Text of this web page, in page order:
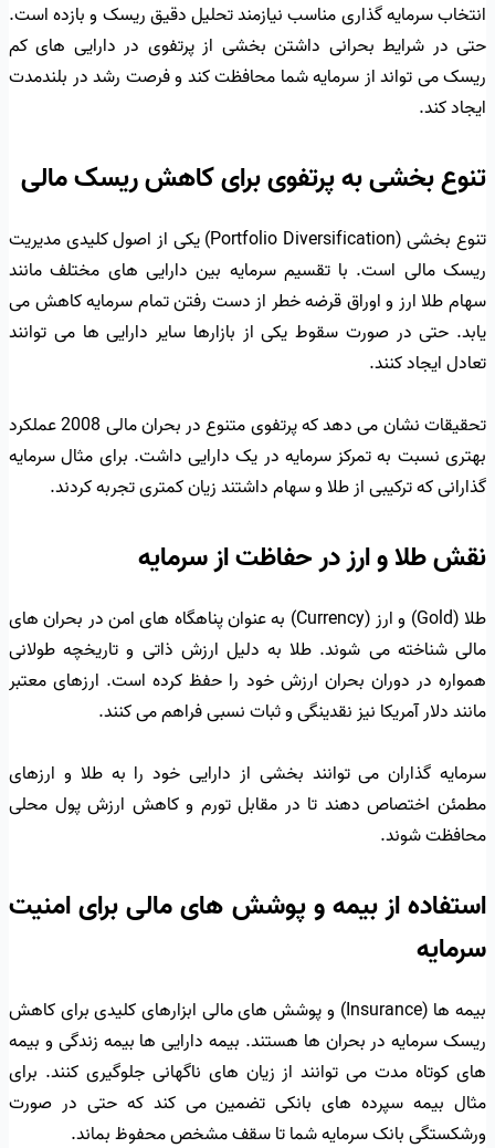
انتخاب سرمایه گذاری مناسب نیازمند تحلیل دقیق ریسک و بازده است.
حتی در شرایط بحرانی داشتن بخشی از پرتفوی در دارایی های کم
ریسک می تواند از سرمایه شما محافظت کند و فرصت رشد در بلندمدت
ایجاد کند.
تنوع بخشی به پرتفوی برای کاهش ریسک مالی
تنوع بخشی (Portfolio Diversification) یکی از اصول کلیدی مدیریت
ریسک مالی است. با تقسیم سرمایه بین دارایی های مختلف مانند
سهام طلا ارز و اوراق قرضه خطر از دست رفتن تمام سرمایه کاهش می
یابد. حتی در صورت سقوط یکی از بازارها سایر دارایی ها می توانند
تعادل ایجاد کنند.
تحقیقات نشان می دهد که پرتفوی متنوع در بحران مالی 2008 عملکرد
بهتری نسبت به تمرکز سرمایه در یک دارایی داشت. برای مثال سرمایه
گذارانی که ترکیبی از طلا و سهام داشتند زیان کمتری تجربه کردند.
نقش طلا و ارز در حفاظت از سرمایه
طلا (Gold) و ارز (Currency) به عنوان پناهگاه های امن در بحران های
مالی شناخته می شوند. طلا به دلیل ارزش ذاتی و تاریخچه طولانی
همواره در دوران بحران ارزش خود را حفظ کرده است. ارزهای معتبر
مانند دلار آمریکا نیز نقدینگی و ثبات نسبی فراهم می کنند.
سرمایه گذاران می توانند بخشی از دارایی خود را به طلا و ارزهای
مطمئن اختصاص دهند تا در مقابل تورم و کاهش ارزش پول محلی
محافظت شوند.
استفاده از بیمه و پوشش های مالی برای امنیت
سرمایه
بیمه ها (Insurance) و پوشش های مالی ابزارهای کلیدی برای کاهش
ریسک سرمایه در بحران ها هستند. بیمه دارایی ها بیمه زندگی و بیمه
های کوتاه مدت می توانند از زیان های ناگهانی جلوگیری کنند. برای
مثال بیمه سپرده های بانکی تضمین می کند که حتی در صورت
ورشکستگی بانک سرمایه شما تا سقف مشخص محفوظ بماند.